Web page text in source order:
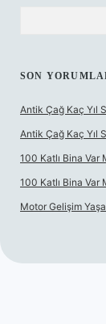
SON
Antik Çağ Kaç Yıl
Antik Çağ Kaç Yıl
100 Katlı Bina Var
100 Katlı Bina Var
Motor Gelişim